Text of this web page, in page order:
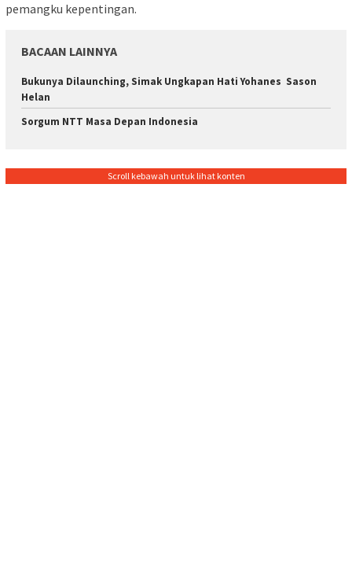
pemangku kepentingan.
BACAAN LAINNYA
Bukunya Dilaunching, Simak Ungkapan Hati Yohanes Sason
Helan
Sorgum NTT Masa Depan Indonesia
Scroll kebawah untuk lihat konten